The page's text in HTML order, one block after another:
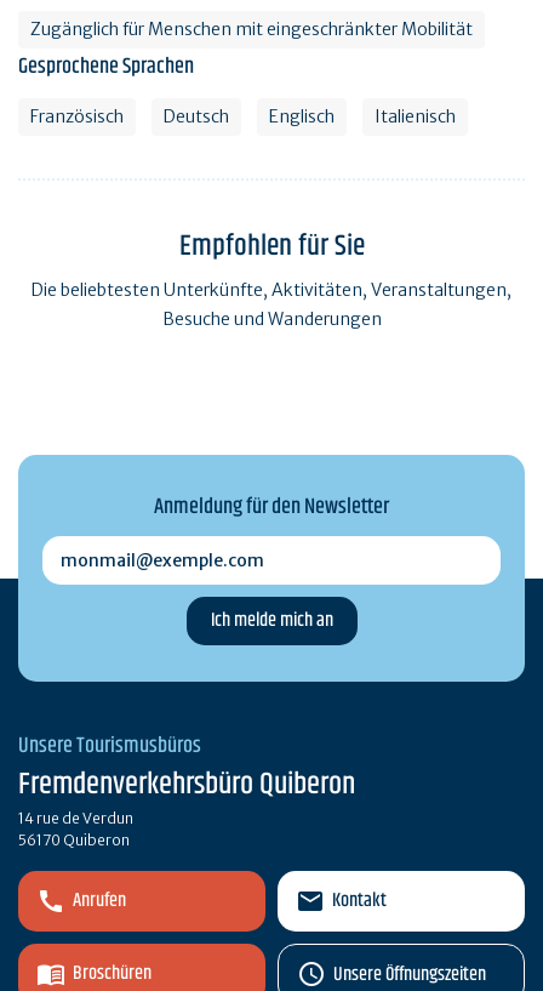
Zugänglich für Menschen mit eingeschränkter Mobilität
Gesprochene Sprachen
Französisch Deutsch Englisch Italienisch
Empfohlen für Sie
Die beliebtesten Unterkünfte, Aktivitäten, Veranstaltungen,
Besuche und Wanderungen
Anmeldung für den Newsletter
monmail@exemple.com
Unsere Tourismusbüros
Fremdenverkehrsbüro Quiberon
14 rue de Verdun
56170 Quiberon
Anrufen
Broschüren
Kontakt
Unsere Öffnungszeiten